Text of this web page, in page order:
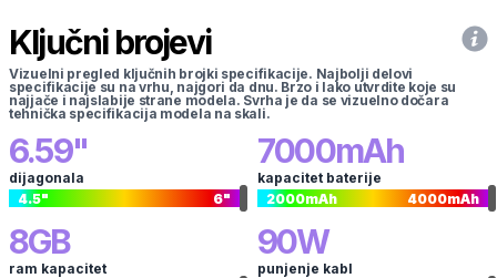
Ključni brojevi
Vizuelni pregled ključnih brojki specifikacije. Najbolji delovi
specifikacije su na vrhu, najgori da dnu. Brzo i lako utvrdite koje su
najjače i najslabije strane modela. Svrha je da se vizuelno dočara
tehnička specifikacija modela na skali.
6.59"
dijagonala
4.5" 6"
7000mAh
kapacitet baterije
2000mAh 4000mAh
8GB
ram kapacitet
90W
punjenje kabl